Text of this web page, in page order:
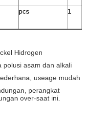
pcs 1
Hidrogen
polusi asam dan alkali
useage mudah
perangkat
over-saat ini.